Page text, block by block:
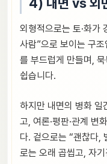
외형적으로는 토·화가
사람”으로 보이는 구
를 부드럽게 만들며,
쉽습니다.
하지만 내면의 병화 일
고, 여론·평판·관계 변
다. 겉으로는 “괜찮다,
로는 오래 곱씹고, 자